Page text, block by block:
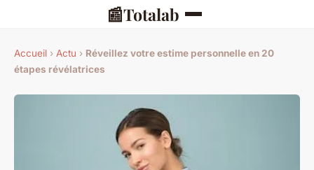
📰Totalab
Accueil › Actu › Réveillez votre estime personnelle en 20
étapes révélatrices